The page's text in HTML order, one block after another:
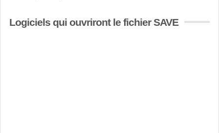
Logiciels qui ouvriront le fichier SAVE